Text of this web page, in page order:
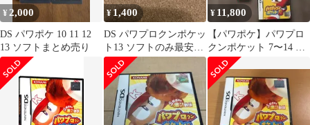
¥2,000
DS パワポケ 10 11 12
13 ソフトまとめ売り
¥1,400
DS パワプロクンポケッ
ト13 ソフトのみ最安
値！状態良好！実況パ
ワフルプロ野球
¥ 11,800
【パワポケ】パワプロ
クンポケット 7〜14 、
ダッシュ